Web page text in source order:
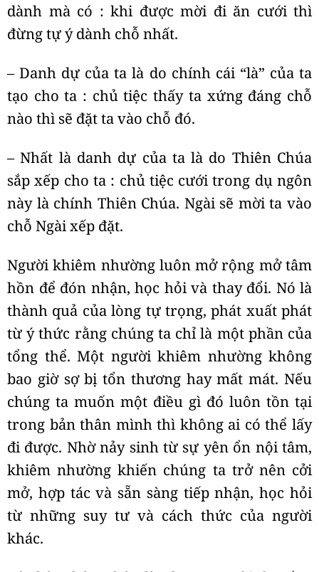
dành mà có : khi được mời đi ăn cưới thì
đừng tự ý dành chỗ nhất.
– Danh dự của ta là do chính cái “là” của ta
tạo cho ta : chủ tiệc thấy ta xứng đáng chỗ
nào thì sẽ đặt ta vào chỗ đó.
– Nhất là danh dự của ta là do Thiên Chúa
sắp xếp cho ta : chủ tiệc cưới trong dụ ngôn
này là chính Thiên Chúa. Ngài sẽ mời ta vào
chỗ Ngài xếp đặt.
Người khiêm nhường luôn mở rộng mở tâm
hồn để đón nhận, học hỏi và thay đổi. Nó là
thành quả của lòng tự trọng, phát xuất phát
từ ý thức rằng chúng ta chỉ là một phần của
tổng thể. Một người khiêm nhường không
bao giờ sợ bị tổn thương hay mất mát. Nếu
chúng ta muốn một điều gì đó luôn tồn tại
trong bản thân mình thì không ai có thể lấy
đi được. Nhờ nảy sinh từ sự yên ổn nội tâm,
khiêm nhường khiến chúng ta trở nên cởi
mở, hợp tác và sẵn sàng tiếp nhận, học hỏi
từ những suy tư và cách thức của người
khác.